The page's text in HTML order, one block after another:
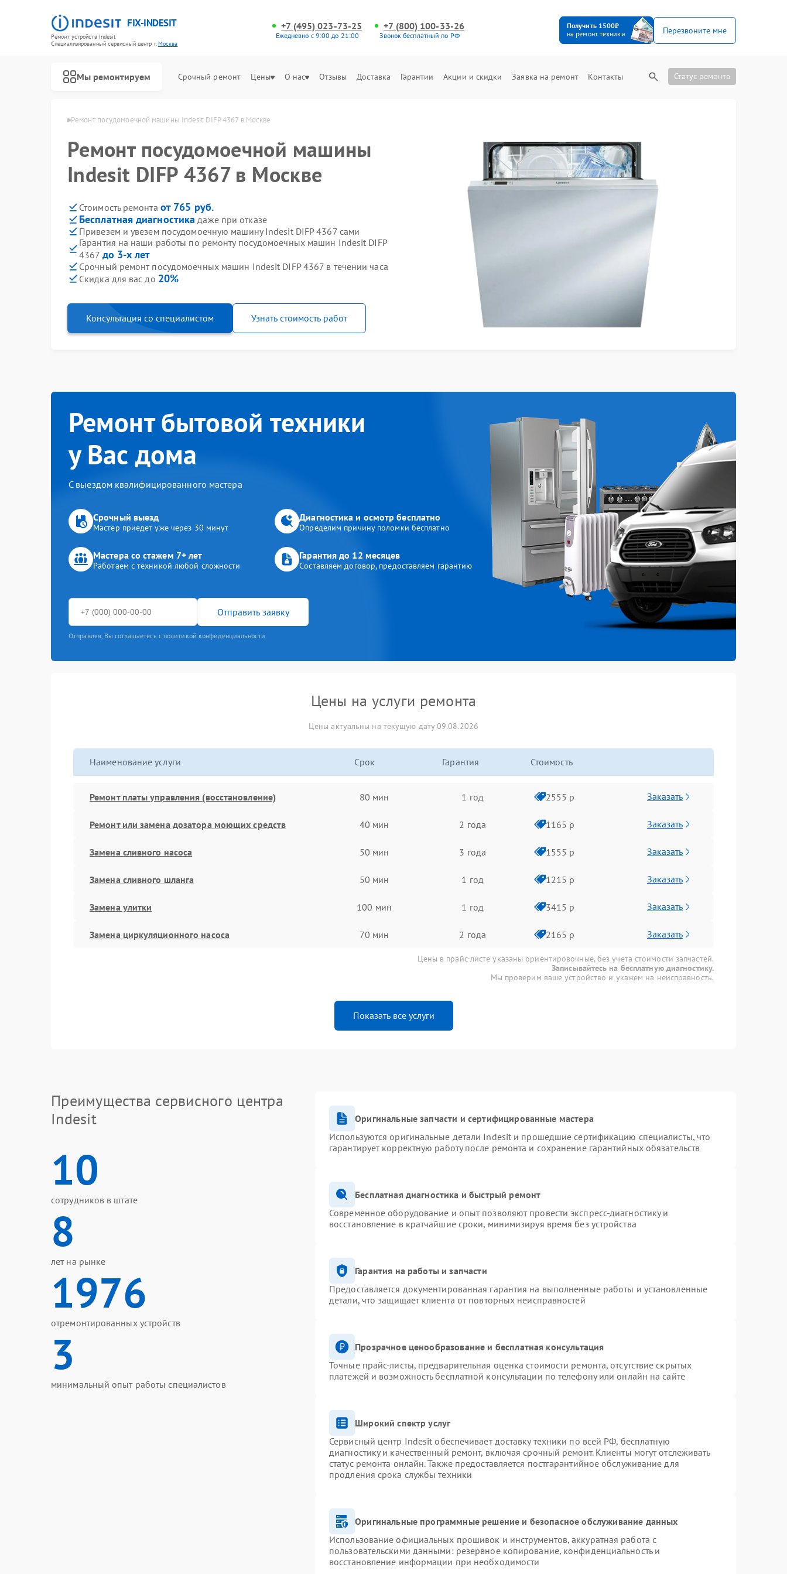
FIX-INDESIT
Ремонт устройств Indesit
Специализированный cервисный центр г.Москва
+7 (495) 023-73-25
Ежедневно с 9:00 до 21:00
+7 (800) 100-33-26
Звонок бесплатный по РФ
Получить 1500₽
на ремонт техники
Перезвоните мне
Мы ремонтируем Срочный ремонт Цены О нас Отзывы Доставка Гарантии Акции и скидки Заявка на ремонт Контакты Статус ремонта
Indesit в Москве Ремонт посудомоечной машины Indesit DIFP 4367 в Москве
Ремонт посудомоечной машины
Indesit DIFP 4367 в Москве
Стоимость ремонта от 765 руб.
Бесплатная диагностика даже при отказе
Привезем и увезем посудомоечную машину Indesit DIFP 4367 сами
Гарантия на наши работы по ремонту посудомоечных машин Indesit DIFP
4367 до 3-х лет
Срочный ремонт посудомоечных машин Indesit DIFP 4367 в течении часа
Скидка для вас до 20%
Консультация со специалистом Узнать стоимость работ
Ремонт бытовой техники
у Вас дома
С выездом квалифицированного мастера
Срочный выезд
Мастер приедет уже через 30 минут
Диагностика и осмотр бесплатно
Определим причину поломки бесплатно
Мастера со стажем 7+ лет
Работаем с техникой любой сложности
Гарантия до 12 месяцев
Составляем договор, предоставляем гарантию
Отправить заявку
Отправляя, Вы соглашаетесь с политикой конфиденциальности
Цены на услуги ремонта
Цены актуальны на текущую дату 09.08.2026
Наименование услуги Срок Гарантия Стоимость
Ремонт платы управления (восстановление) 80 мин 1 год 2555 р Заказать
Ремонт или замена дозатора моющих средств 40 мин 2 года 1165 р Заказать
Замена сливного насоса 50 мин 3 года 1555 р Заказать
Замена сливного шланга 50 мин 1 год 1215 р Заказать
Замена улитки 100 мин 1 год 3415 р Заказать
Замена циркуляционного насоса 70 мин 2 года 2165 р Заказать
Цены в прайс-листе указаны ориентировочные, без учета стоимости запчастей.
Записывайтесь на бесплатную диагностику.
Мы проверим ваше устройство и укажем на неисправность.
Показать все услуги
Преимущества сервисного центра
Indesit
10
сотрудников в штате
8
лет на рынке
1976
отремонтированных устройств
3
минимальный опыт работы специалистов
Оригинальные запчасти и сертифицированные мастера
Используются оригинальные детали Indesit и прошедшие сертификацию специалисты, что
гарантирует корректную работу после ремонта и сохранение гарантийных обязательств
Бесплатная диагностика и быстрый ремонт
Современное оборудование и опыт позволяют провести экспресс-диагностику и
восстановление в кратчайшие сроки, минимизируя время без устройства
Гарантия на работы и запчасти
Предоставляется документированная гарантия на выполненные работы и установленные
детали, что защищает клиента от повторных неисправностей
Прозрачное ценообразование и бесплатная консультация
Точные прайс-листы, предварительная оценка стоимости ремонта, отсутствие скрытых
платежей и возможность бесплатной консультации по телефону или онлайн на сайте
Широкий спектр услуг
Сервисный центр Indesit обеспечивает доставку техники по всей РФ, бесплатную
диагностику и качественный ремонт, включая срочный ремонт. Клиенты могут отслеживать
статус ремонта онлайн. Также предоставляется постгарантийное обслуживание для
продления срока службы техники
Оригинальные программные решение и безопасное обслуживание данных
Использование официальных прошивок и инструментов, аккуратная работа с
пользовательскими данными: резервное копирование, конфиденциальность и
восстановление информации при необходимости